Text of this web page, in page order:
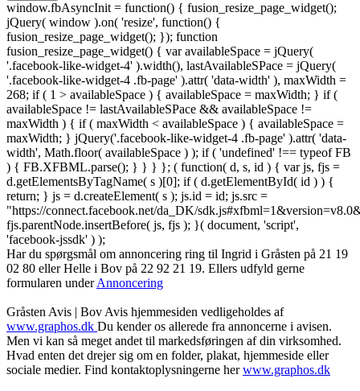
window.fbAsyncInit = function() { fusion_resize_page_widget();
jQuery( window ).on( 'resize', function() {
fusion_resize_page_widget(); }); function
fusion_resize_page_widget() { var availableSpace = jQuery(
'.facebook-like-widget-4' ).width(), lastAvailableSPace = jQuery(
'.facebook-like-widget-4 .fb-page' ).attr( 'data-width' ), maxWidth =
268; if ( 1 > availableSpace ) { availableSpace = maxWidth; } if (
availableSpace != lastAvailableSPace && availableSpace !=
maxWidth ) { if ( maxWidth < availableSpace ) { availableSpace =
maxWidth; } jQuery('.facebook-like-widget-4 .fb-page' ).attr( 'data-
width', Math.floor( availableSpace ) ); if ( 'undefined' !== typeof FB
) { FB.XFBML.parse(); } } } }; ( function( d, s, id ) { var js, fjs =
d.getElementsByTagName( s )[0]; if ( d.getElementById( id ) ) {
return; } js = d.createElement( s ); js.id = id; js.src =
"https://connect.facebook.net/da_DK/
fjs.parentNode.insertBefore( js, fjs ); }( document, 'script',
'facebook-jssdk' ) );
Har du spørgsmål om annoncering ring til Ingrid i Gråsten på 21 19
02 80 ‬eller Helle i Bov på 22 92 21 19‬. Ellers udfyld gerne
formularen underAnnoncering
Gråsten Avis | Bov Avis hjemmesiden vedligeholdes af
www.graphos.dk Du kender os allerede fra annoncerne i avisen.
Men vi kan så meget andet til markedsføringen af din virksomhed.
Hvad enten det drejer sig om en folder, plakat, hjemmeside eller
sociale medier. Find kontaktoplysningerne herwww.graphos.dk